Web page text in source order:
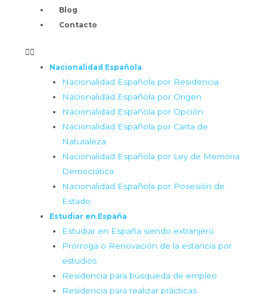
Blog
Contacto
Nacionalidad Española
Nacionalidad Española por Residencia
Nacionalidad Española por Origen
Nacionalidad Española por Opción
Nacionalidad Española por Carta de
Naturaleza
Nacionalidad Española por Ley de Memoria
Democrática
Nacionalidad Española por Posesión de
Estado
Estudiar en España
Estudiar en España siendo extranjero
Prórroga o Renovación de la estancia por
estudios
Residencia para búsqueda de empleo
Residencia para realizar prácticas